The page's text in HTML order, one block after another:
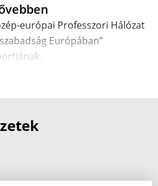
európai Professzori Hálózat
Európában”